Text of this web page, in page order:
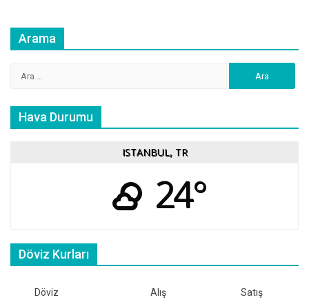
Arama
Hava Durumu
ISTANBUL, TR
24°
Döviz Kurları
Döviz Alış Satış